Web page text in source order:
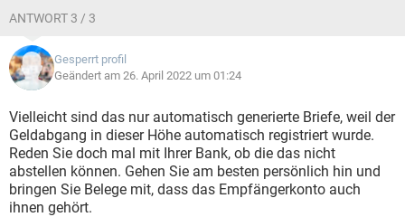
ANTWORT 3 / 3
Gesperrt profil
Geändert am 26. April 2022 um 01:24
Vielleicht sind das nur automatisch generierte Briefe, weil der
Geldabgang in dieser Höhe automatisch registriert wurde.
Reden Sie doch mal mit Ihrer Bank, ob die das nicht
abstellen können. Gehen Sie am besten persönlich hin und
bringen Sie Belege mit, dass das Empfängerkonto auch
ihnen gehört.